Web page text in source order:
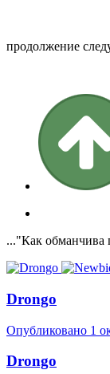
продолжение
..."Как обманчива
Drongo
Опубликовано 1
Drongo